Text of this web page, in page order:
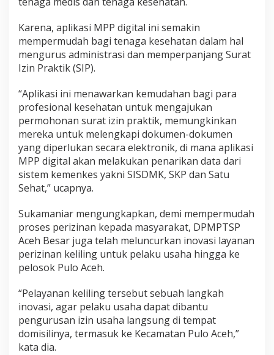
Karena, aplikasi MPP digital ini semakin
mempermudah bagi tenaga kesehatan dalam hal
mengurus administrasi dan memperpanjang Surat
Izin Praktik (SIP).
“Aplikasi ini menawarkan kemudahan bagi para
profesional kesehatan untuk mengajukan
permohonan surat izin praktik, memungkinkan
mereka untuk melengkapi dokumen-dokumen
yang diperlukan secara elektronik, di mana aplikasi
MPP digital akan melakukan penarikan data dari
sistem kemenkes yakni SISDMK, SKP dan Satu
Sehat,” ucapnya.
Sukamaniar mengungkapkan, demi mempermudah
proses perizinan kepada masyarakat, DPMPTSP
Aceh Besar juga telah meluncurkan inovasi layanan
perizinan keliling untuk pelaku usaha hingga ke
pelosok Pulo Aceh.
“Pelayanan keliling tersebut sebuah langkah
inovasi, agar pelaku usaha dapat dibantu
pengurusan izin usaha langsung di tempat
domisilinya, termasuk ke Kecamatan Pulo Aceh,”
kata dia.